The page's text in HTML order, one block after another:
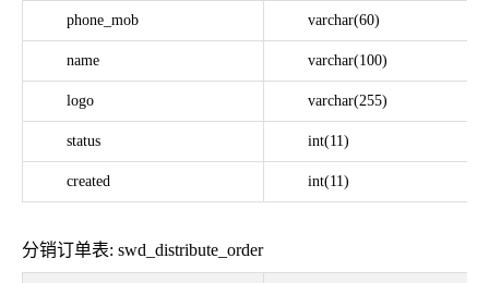
phone_mob varchar(60)
name varchar(100)
logo varchar(255)
status int(11)
created int(11)
分销订单表: swd_distribute_order